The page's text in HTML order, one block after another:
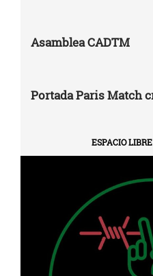
Asamblea CADTM
Portada Paris Match
ESPACIO